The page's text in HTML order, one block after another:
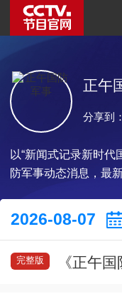
正午
以“新闻式记录新时代
防军事动态消息，最
微博
分享到：
2026-08-07
完整版 《正午